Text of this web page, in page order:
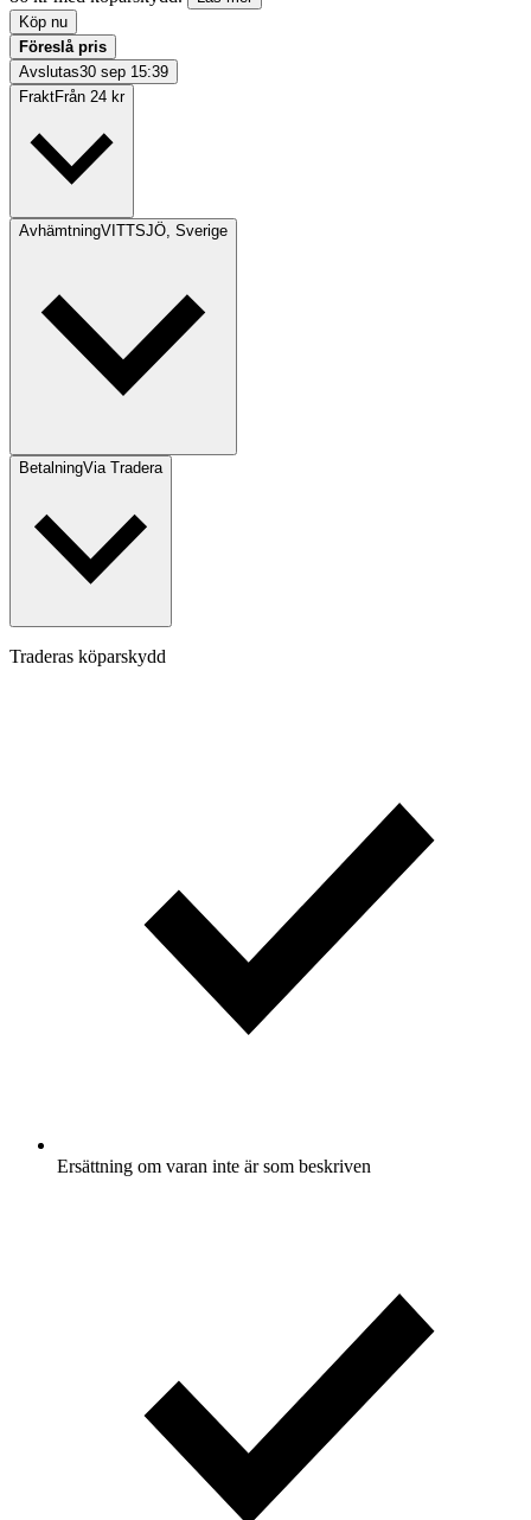
Köp nu
Föreslå pris
Avslutas30 sep 15:39
FraktFrån 24 kr
AvhämtningVITTSJÖ, Sverige
BetalningVia Tradera
Traderas köparskydd
Ersättning om varan inte är som beskriven